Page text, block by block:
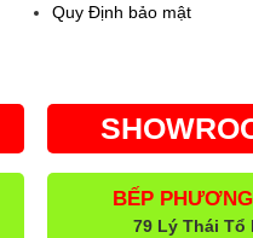
Quy Định bảo mật
BẾP
79 Lý Thái Tổ